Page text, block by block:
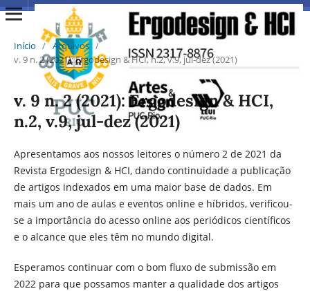
Início / Arquivos /
v. 9 n. 2 (2021): Ergodesign & HCI, n.2, v.9, jul-dez (2021)
v. 9 n. 2 (2021): Ergodesign & HCI,
n.2, v.9, jul-dez (2021)
Apresentamos aos nossos leitores o número 2 de 2021 da
Revista Ergodesign & HCI, dando continuidade a publicação
de artigos indexados em uma maior base de dados. Em
mais um ano de aulas e eventos online e híbridos, verificou-
se a importância do acesso online aos periódicos científicos
e o alcance que eles têm no mundo digital.
Esperamos continuar com o bom fluxo de submissão em
2022 para que possamos manter a qualidade dos artigos